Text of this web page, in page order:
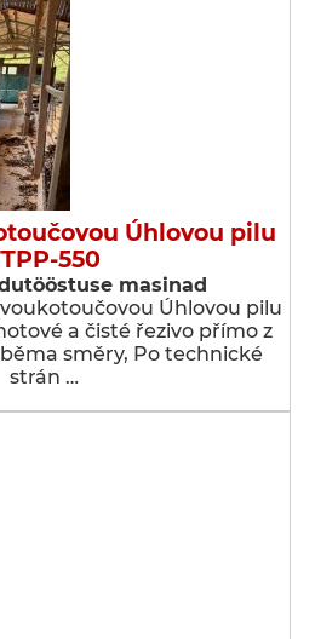
Úhlovou pilu
550
masinad
Úhlovou pilu
a čisté řezivo přímo z
směry, Po technické
strán …